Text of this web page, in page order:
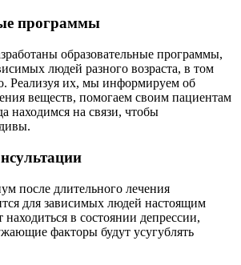
программы
образовательные программы,
людей разного возраста, в том
Реализуя их, мы информируем об
веществ, помогаем своим пациентам
находимся на связи, чтобы
после длительного лечения
для зависимых людей настоящим
в состоянии депрессии,
факторы будут усугублять